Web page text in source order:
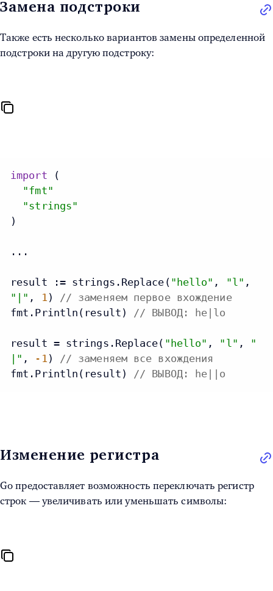
Замена подстроки
Также есть несколько вариантов замены определенной
подстроки на другую подстроку:
import (
"fmt"
"strings"
)
...
result := strings.Replace( "hello" , "l" ,
"|" , 1 )
// заменяем первое вхождение
fmt.Println(result) // ВЫВОД: he|lo
result = strings.Replace( "hello" , "l" ,
"
|" , -1 )
// заменяем все вхождения
fmt.Println(result) // ВЫВОД: he||o
Изменение регистра
Go предоставляет возможность переключать регистр
строк — увеличивать или уменьшать символы: